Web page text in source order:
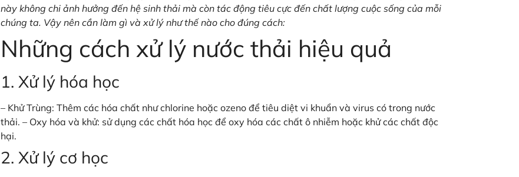
này không chi ảnh hưởng đến hệ sinh thải mà còn tác động tiêu cực đến chất lượng cuộc sống của mỗi
chúng ta. Vậy nên cần làm gì và xử lý như thế nào cho đúng cách:
Những cách xử lý nước thải hiệu quả
1. Xử lý hóa học
– Khử Trùng: Thêm các hóa chất như chlorine hoặc ozeno để tiêu diệt vi khuẩn và virus có trong nước
thải. – Oxy hóa và khử: sử dụng các chất hóa học để oxy hóa các chất ô nhiễm hoặc khử các chất độc
hại.
2. Xử lý cơ học